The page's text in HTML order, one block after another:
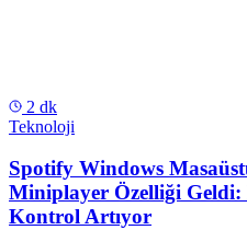
2 dk
Teknoloji
Spotify Windows
Miniplayer Özelliği Geldi:
Kontrol Artıyor